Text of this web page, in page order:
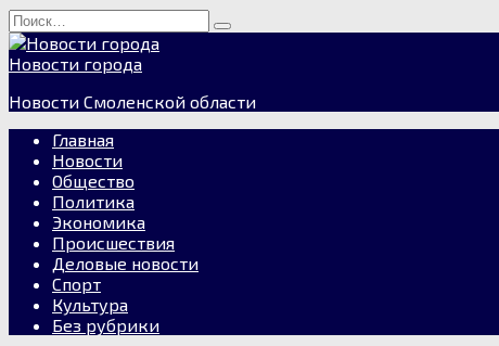
Перейти
к
содержанию
Search
for:
Новости города
Новости Смоленской области
Главная
Новости
Общество
Политика
Экономика
Происшествия
Деловые новости
Спорт
Культура
Без рубрики